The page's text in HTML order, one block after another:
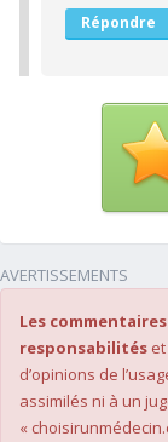
10/10
Répondre
AVERTISSEMENTS
Les
responsabilités
d’opinions de
assimilés ni à un
«